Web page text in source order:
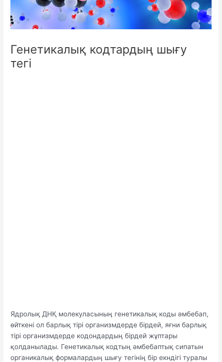
Генетикалық кодтардың шығу
тегі
Ядролық ДНҚ молекуласының генетикалық коды әмбебап,
өйткені ол барлық тірі организмдерде бірдей, яғни барлық
тірі организмдерде кодондардың бірдей жұптары
қолданылады. Генетикалық кодтың әмбебаптық сипатын
органикалық формалардың шығу тегінің бір екндігі туралы